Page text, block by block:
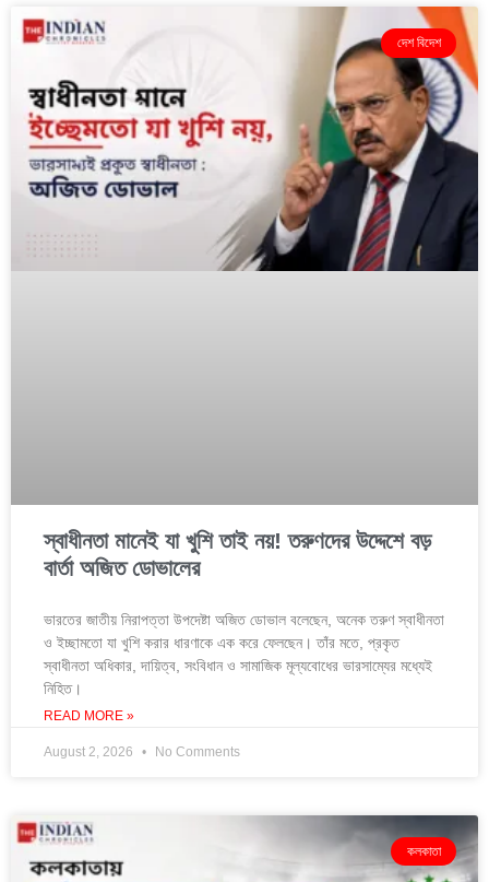
দেশ বিদেশ
স্বাধীনতা মানেই যা খুশি তাই নয়! তরুণদের উদ্দেশে বড়
বার্তা অজিত ডোভালের
ভারতের জাতীয় নিরাপত্তা উপদেষ্টা অজিত ডোভাল বলেছেন, অনেক তরুণ স্বাধীনতা
ও ইচ্ছামতো যা খুশি করার ধারণাকে এক করে ফেলছেন। তাঁর মতে, প্রকৃত
স্বাধীনতা অধিকার, দায়িত্ব, সংবিধান ও সামাজিক মূল্যবোধের ভারসাম্যের মধ্যেই
নিহিত।
READ MORE »
August 2, 2026 No Comments
কলকাতা